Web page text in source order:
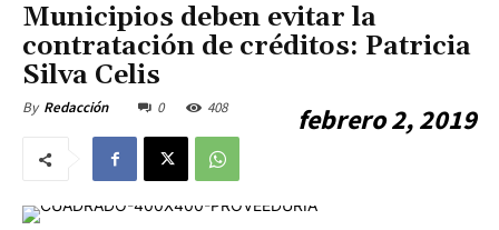
Municipios deben evitar la
contratación de créditos: Patricia
Silva Celis
By Redacción febrero 2, 2019
0 408